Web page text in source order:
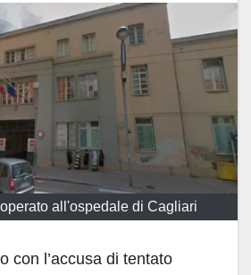
all'ospedale di Cagliari
con l’accusa di tentato